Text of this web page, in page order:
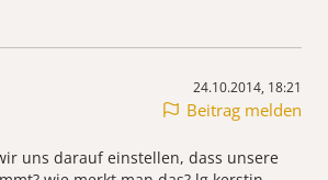
24.10.2014, 18:21
Beitrag melden
uns darauf einstellen, dass unsere